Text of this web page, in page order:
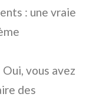
: une vraie
Oui, vous avez
des